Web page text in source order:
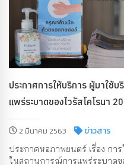
ประกาศการให้บริการ ผู้มาใ
แพร่ระบาดของไวรัสโคโรนา
2 มีนาคม 2563 ข่าวสาร
ประกาศหอภาพยนตร์ เรื่อง กา
ในสถานการณ์การแพร่ระบาดข